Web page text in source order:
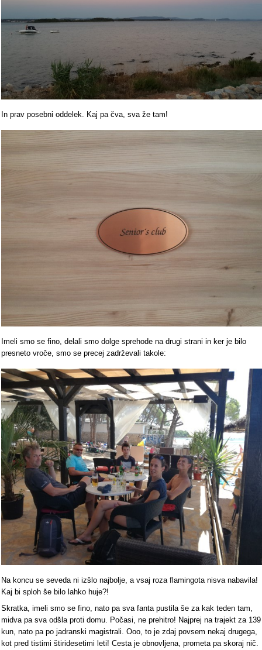
In prav posebni oddelek. Kaj pa čva, sva že tam!
Imeli smo se fino, delali smo dolge sprehode na drugi strani in ker je bilo
presneto vroče, smo se precej zadrževali takole:
Na koncu se seveda ni izšlo najbolje, a vsaj roza flamingota nisva nabavila!
Kaj bi sploh še bilo lahko huje?!
Skratka, imeli smo se fino, nato pa sva fanta pustila še za kak teden tam,
midva pa sva odšla proti domu. Počasi, ne prehitro! Najprej na trajekt za 139
kun, nato pa po jadranski magistrali. Ooo, to je zdaj povsem nekaj drugega,
kot pred tistimi štiridesetimi leti! Cesta je obnovljena, prometa pa skoraj nič.